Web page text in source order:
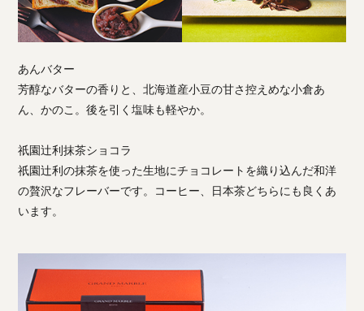
あんバター
芳醇なバターの香りと、北海道産小豆の甘さ控えめな小倉あ
ん、かのこ。後を引く塩味も軽やか。
祇園辻利抹茶ショコラ
祇園辻利の抹茶を使った生地にチョコレートを織り込んだ和洋
の贅沢なフレーバーです。コーヒー、日本茶どちらにも良くあ
います。